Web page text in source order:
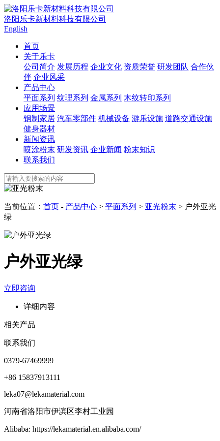
洛阳乐卡新材料科技有限公司
English
首页
关于乐卡
公司简介 发展历程 企业文化 资质荣誉 研发团队 合作伙
伴 企业风采
产品中心
平面系列 纹理系列 金属系列 木纹转印系列
应用场景
钢制家居 汽车零部件 机械设备 游乐设施 道路交通设施
健身器材
新闻资讯
喷涂粉末 研发资讯 企业新闻 粉末知识
联系我们
当前位置： 首页 - 产品中心 > 平面系列 > 亚光粉末 > 户外亚光
绿
户外亚光绿
立即咨询
详细内容
相关产品
联系我们
0379-67469999
+86 15837913111
leka07@lekamaterial.com
河南省洛阳市伊滨区李村工业园
Alibaba: https://lekamaterial.en.alibaba.com/